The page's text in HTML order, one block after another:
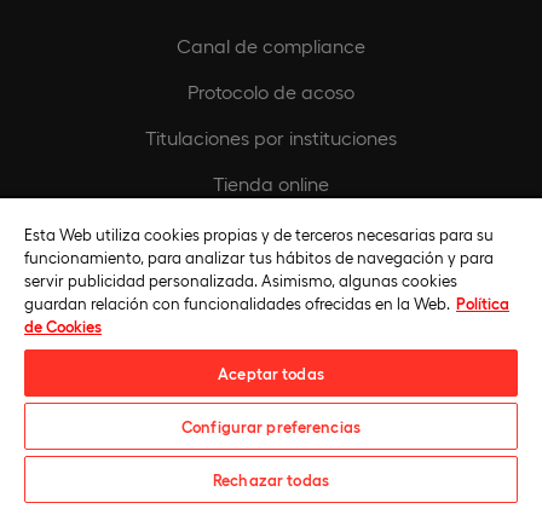
Canal de compliance
Protocolo de acoso
Titulaciones por instituciones
Tienda online
Buscando Vocaciones
Europeamedia
Únete al equipo
Solicita información
Esta Web utiliza cookies propias y de terceros necesarias para su
funcionamiento, para analizar tus hábitos de navegación y para
servir publicidad personalizada. Asimismo, algunas cookies
guardan relación con funcionalidades ofrecidas en la Web. Política
de Cookies
Aceptar todas
Configurar preferencias
Rechazar todas